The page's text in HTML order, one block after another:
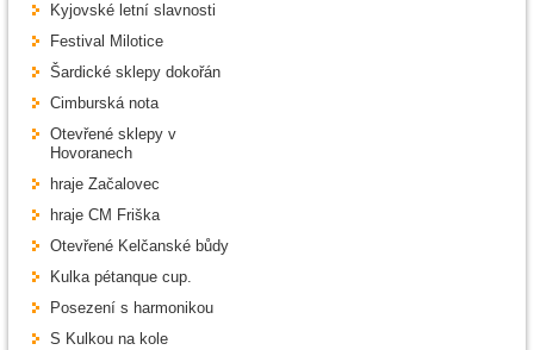
Kyjovské letní slavnosti
Festival Milotice
Šardické sklepy dokořán
Cimburská nota
Otevřené sklepy v
Hovoranech
hraje Začalovec
hraje CM Friška
Otevřené Kelčanské bůdy
Kulka pétanque cup.
Posezení s harmonikou
S Kulkou na kole